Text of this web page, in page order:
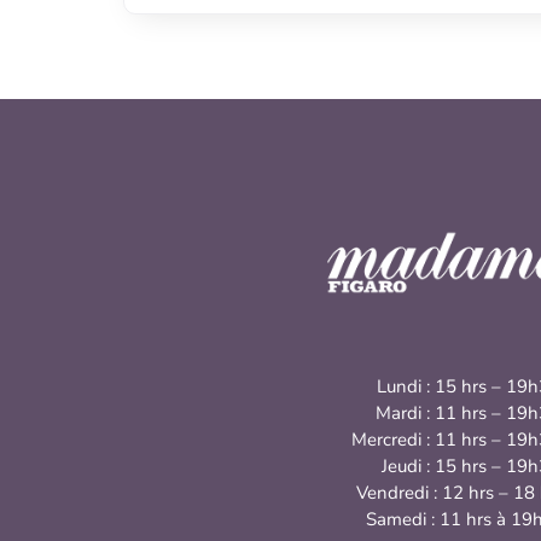
Lundi : 15 hrs –
Mardi : 11 hrs –
Mercredi : 11 hrs –
Jeudi : 15 hrs –
Vendredi : 12 hrs – 18
Samedi : 11 hrs à